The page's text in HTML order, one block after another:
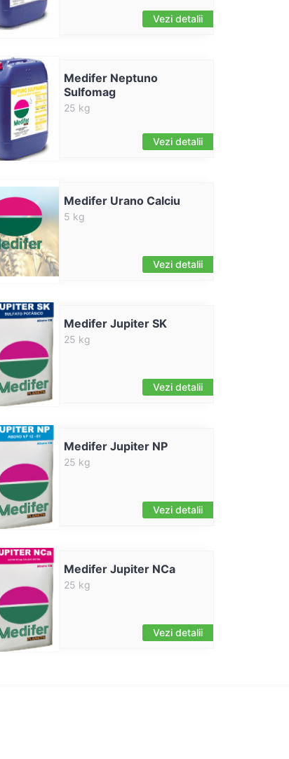
Vezi detalii
Medifer Neptuno
Sulfomag
25 kg
Vezi detalii
Medifer Urano Calciu
5 kg
Vezi detalii
Medifer Jupiter SK
25 kg
Vezi detalii
Medifer Jupiter NP
25 kg
Vezi detalii
Medifer Jupiter NCa
25 kg
Vezi detalii